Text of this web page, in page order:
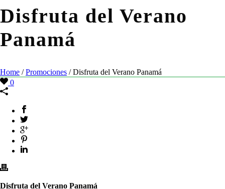
Disfruta del Verano
Panamá
Home /Promociones / Disfruta del Verano Panamá
0
Disfruta del Verano Panamá